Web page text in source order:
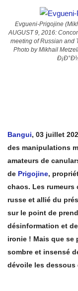
Evgueni-Prigojine
AUGUST 9, 2016:
meeting of Russian and
Photo by Mikhail
Bangui, 03 juillet
des manipulations
amateurs de
de Prigojine,
chaos. Les
russe et allié du
sur le point de
désinformation et
ironie ! Mais que se
sombre et insensé
dévoile les dessous